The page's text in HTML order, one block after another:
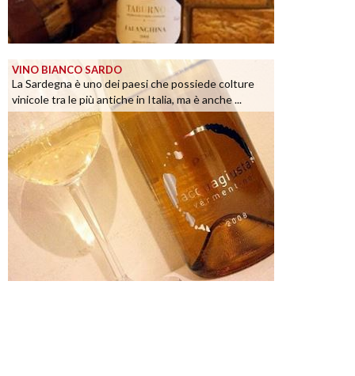
VINO BIANCO SARDO
La Sardegna è uno dei paesi che possiede colture
vinicole tra le più antiche in Italia, ma è anche ...